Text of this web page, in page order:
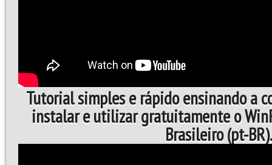
Tutorial simples e rápido ensinando a
instalar e utilizar gratuitamente o
Brasileiro (pt-BR).